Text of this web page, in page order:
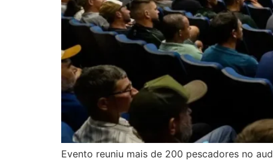
Evento reuniu mais de 200 pescadores no